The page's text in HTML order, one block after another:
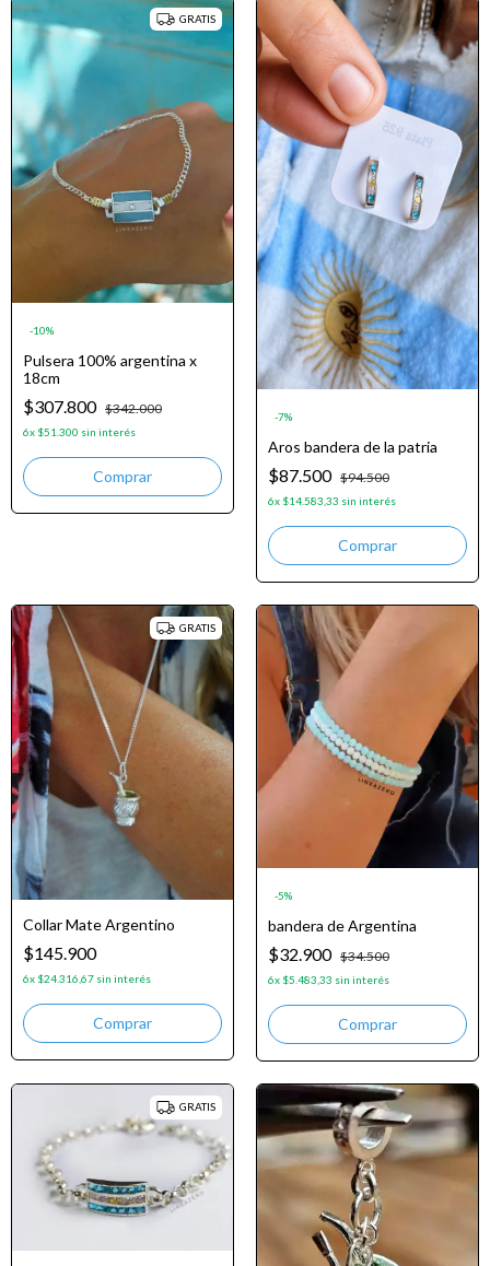
GRATIS
-10%
Pulsera 100% argentina x
18cm
$307.800 $342.000
6x $51.300 sin interés
-7%
Aros bandera de la patria
$87.500 $94.500
6x $14.583,33 sin interés
GRATIS
Collar Mate Argentino
$145.900
6x $24.316,67 sin interés
-5%
bandera de Argentina
$32.900 $34.500
6x $5.483,33 sin interés
GRATIS